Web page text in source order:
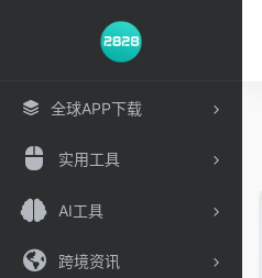
全球APP下载
实用工具
AI工具
跨境资讯